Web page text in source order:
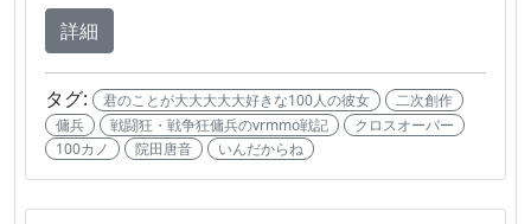
詳細
タグ: 君のことが大大大大大好きな100人の彼女
二次創作
傭兵
戦闘狂・戦争狂傭兵のvrmmo戦記
クロスオーバー
100カノ
院田唐音 いんだからね